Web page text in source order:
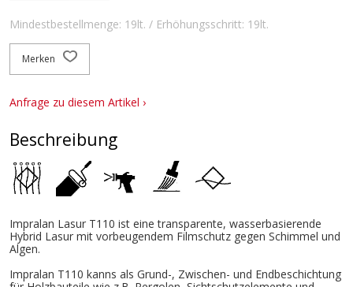
Mindestbestellmenge: 19lt. / Erhöhungsschritt: 19lt.
Merken
Anfrage zu diesem Artikel ›
Beschreibung
Impralan Lasur T110 ist eine transparente, wasserbasierende
Hybrid Lasur mit vorbeugendem Filmschutz gegen Schimmel und
Algen.
Impralan T110 kanns als Grund-, Zwischen- und Endbeschichtung